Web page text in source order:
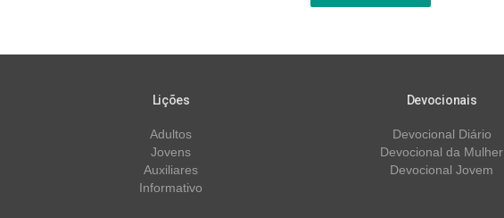
Lições
Adultos
Jovens
Auxiliares
Informativo
Devocionais
Devocional Diário
Devocional da Mulher
Devocional Jovem